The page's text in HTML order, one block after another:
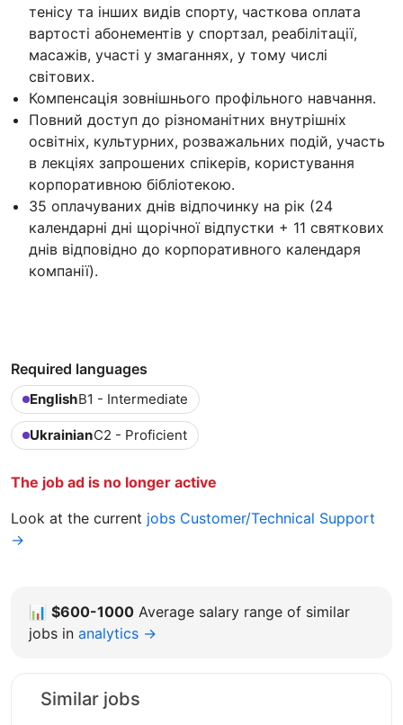
тенісу та інших видів спорту, часткова оплата
вартості абонементів у спортзал, реабілітації,
масажів, участі у змаганнях, у тому числі
світових.
Компенсація зовнішнього профільного навчання.
Повний доступ до різноманітних внутрішніх
освітніх, культурних, розважальних подій, участь
в лекціях запрошених спікерів, користування
корпоративною бібліотекою.
35 оплачуваних днів відпочинку на рік (24
календарні дні щорічної відпустки + 11 святкових
днів відповідно до корпоративного календаря
компанії).
Required languages
EnglishB1 - Intermediate
UkrainianC2 - Proficient
The job ad is no longer active
Look at the current jobs Customer/Technical Support
→
📊 $600-1000 Average salary range of similar
jobs in analytics →
Similar jobs